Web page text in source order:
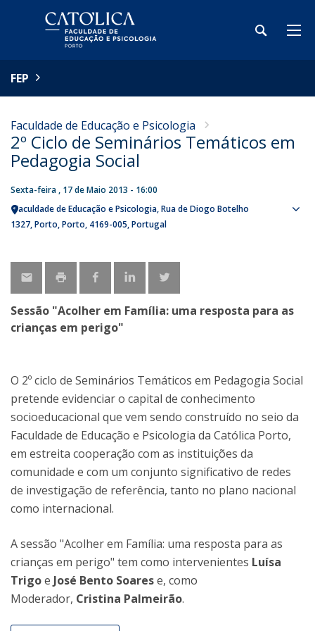
FEP
Faculdade de Educação e Psicologia
2º Ciclo de Seminários Temáticos em
Pedagogia Social
Sexta-feira , 17 de Maio 2013 - 16:00
Faculdade de Educação e Psicologia Rua de Diogo Botelho
1327 Porto Porto 4169-005 Portugal
Sessão "Acolher em Família: uma resposta para as
crianças em perigo"
O 2º ciclo de Seminários Temáticos em Pedagogia Social
pretende evidenciar o capital de conhecimento
socioeducacional que vem sendo construído no seio da
Faculdade de Educação e Psicologia da Católica Porto,
em estreita cooperação com as instituições da
comunidade e com um conjunto significativo de redes
de investigação de referência, tanto no plano nacional
como internacional.
A sessão "Acolher em Família: uma resposta para as
crianças em perigo" tem como intervenientes Luísa
Trigoe José Bento Soarese, como
Moderador, Cristina Palmeirão.